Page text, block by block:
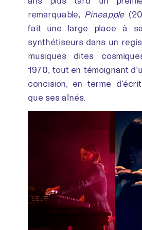
remarquable, Pineapple
fait une large place à
synthétiseurs dans un
musiques dites
1970, tout en témoignant
concision, en terme
que ses aînés.